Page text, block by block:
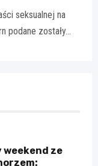
seksualnej na
podane zostały…
weekend ze